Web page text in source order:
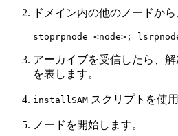
ドメイン内の他のノードか
stoprpnode <node>;
アーカイブを受信したら、
を表します。
installSAM スクリプトを使
ノードを開始します。